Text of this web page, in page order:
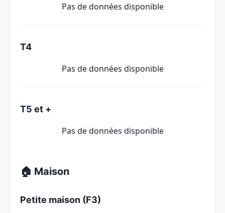
Pas de données disponible
T4
Pas de données disponible
T5 et +
Pas de données disponible
🏠 Maison
Petite maison (F3)